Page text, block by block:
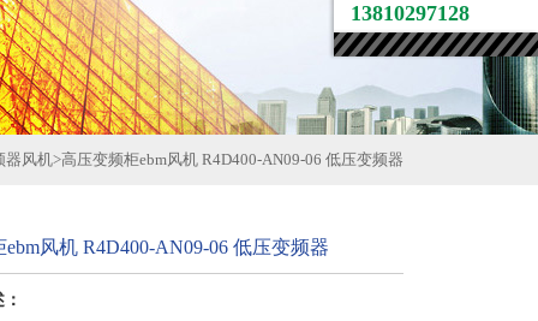
器风机>高压变频柜ebm风机 R4D400-AN09-06 低压变频器
风机 R4D400-AN09-06 低压变频器
13810297128